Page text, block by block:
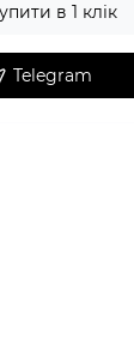
в 1 клік
Telegram